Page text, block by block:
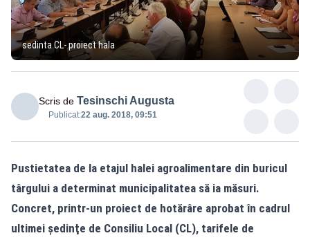
sedinta CL- proiect hala
Scris de Tesinschi Augusta
Publicat:22 aug. 2018, 09:51
Pustietatea de la etajul halei agroalimentare din buricul
târgului a determinat municipalitatea să ia măsuri.
Concret, printr-un proiect de hotărâre aprobat în cadrul
ultimei şedinţe de Consiliu Local (CL), tarifele de